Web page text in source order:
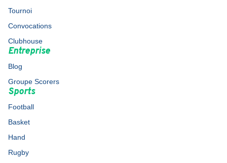
Tournoi
Convocations
Clubhouse
Entreprise
Blog
Groupe Scorers
Sports
Football
Basket
Hand
Rugby